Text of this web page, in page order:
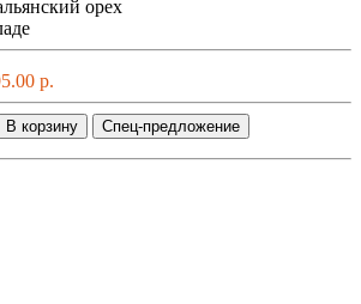
орех
р.
В корзину Спец-предложение